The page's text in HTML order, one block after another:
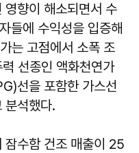
영향이 해소되면서 수
들에 수익성을 입증해
는 고점에서 소폭 조
선종인 액화천연가
선을 포함한 가스선
분석했다.
잠수함 건조 매출이 25